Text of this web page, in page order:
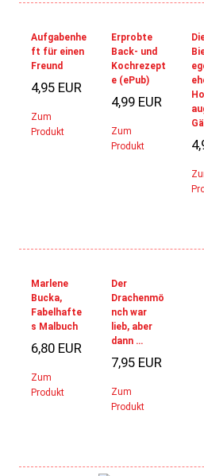
Aufgabenhe
ft für einen
Freund
4,95 EUR
Zum
Produkt
Erprobte
Back- und
Kochrezept
e (ePub)
4,99 EUR
Zum
Produkt
Marlene
Bucka,
Fabelhafte
s Malbuch
6,80 EUR
Zum
Produkt
Der
Drachenmö
nch war
lieb, aber
dann …
7,95 EUR
Zum
Produkt